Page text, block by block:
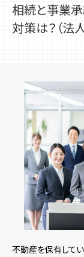
相続と事業
対策は？（法人
不動産を保有してい